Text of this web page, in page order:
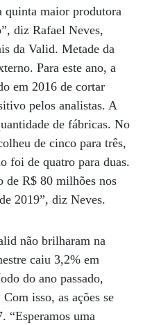
quinta maior produtora
diz Rafael Neves,
da Valid. Metade da
Para este ano, a
em 2016 de cortar
pelos analistas. A
de fábricas. No
de cinco para três,
foi de quatro para duas.
de R$ 80 milhões nos
2019”, diz Neves.
não brilharam na
caiu 3,2% em
do ano passado,
isso, as ações se
“Esperamos uma